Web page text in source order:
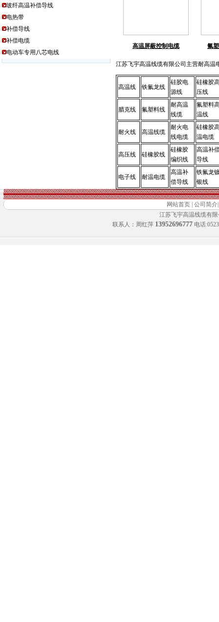
玻纤高温补偿导线
电热带
补偿导线
补偿电缆
电动车专用八芯电线
高温屏蔽控制电缆 氟
江苏飞宇高温线缆有限公司主营耐高温
高温线 铁氟龙线
硅胶电
源线
硅橡胶
压线
腊克线 氟塑料线
耐高温
线缆
氟塑料
温线
耐火线 高温线缆
耐火电
线电缆
硅橡胶
温电缆
高压线 硅橡胶线
硅橡胶
编织线
高温补
导线
电子线 耐温电缆
高温补
偿导线
铁氟龙
银线
网站首页| 公司简介
江苏飞宇高温线缆有
联系人：周红萍 13952696777电话